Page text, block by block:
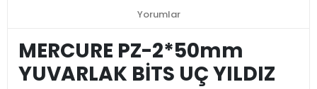
Yorumlar
MERCURE PZ-2*50mm
YUVARLAK BİTS UÇ YILDIZ